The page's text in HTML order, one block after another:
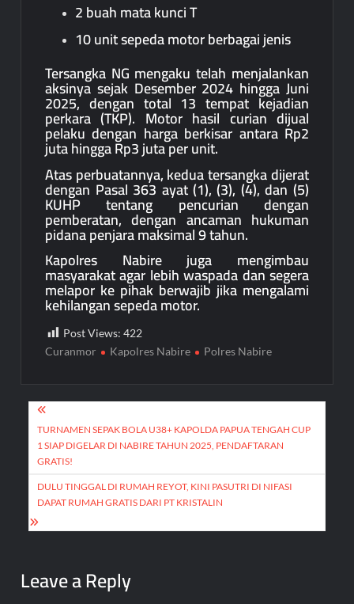
2 buah mata kunci T
10 unit sepeda motor berbagai jenis
Tersangka NG mengaku telah menjalankan
aksinya sejak Desember 2024 hingga Juni
2025, dengan total 13 tempat kejadian
perkara (TKP). Motor hasil curian dijual
pelaku dengan harga berkisar antara Rp2
juta hingga Rp3 juta per unit.
Atas perbuatannya, kedua tersangka dijerat
dengan Pasal 363 ayat (1), (3), (4), dan (5)
KUHP tentang pencurian dengan
pemberatan, dengan ancaman hukuman
pidana penjara maksimal 9 tahun.
Kapolres Nabire juga mengimbau
masyarakat agar lebih waspada dan segera
melapor ke pihak berwajib jika mengalami
kehilangan sepeda motor.
Post Views: 422
Curanmor
Kapolres Nabire Polres Nabire
Post
navigation
TURNAMEN SEPAK BOLA U38+ KAPOLDA PAPUA TENGAH CUP
1 SIAP DIGELAR DI NABIRE TAHUN 2025, PENDAFTARAN
GRATIS!
DULU TINGGAL DI RUMAH REYOT, KINI PASUTRI DI NIFASI
DAPAT RUMAH GRATIS DARI PT KRISTALIN
Leave a Reply